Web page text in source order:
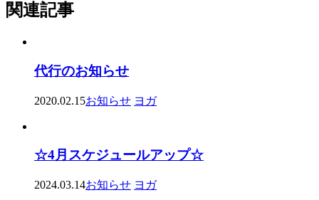
関連記事
代行のお知らせ
2020.02.15お知らせ ヨガ
☆4月スケジュールアップ☆
2024.03.14お知らせ ヨガ